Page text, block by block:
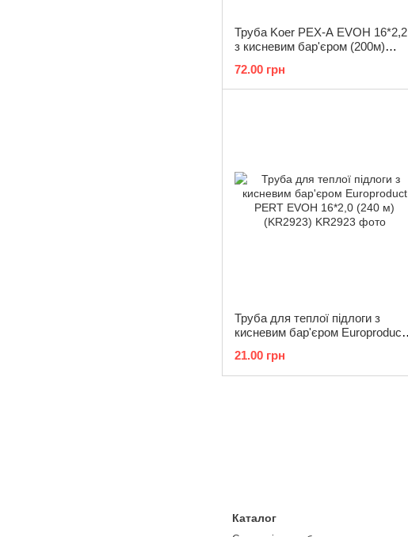
Труба Koer PEX-A EVOH 16*2,2
з кисневим бар'єром (200м)
72.00 грн
Труба для теплої підлоги з
кисневим бар'єром Europroduct
(KR2923)
21.00 грн
Каталог